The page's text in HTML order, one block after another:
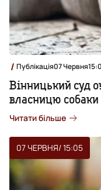
Публікація07 Червня
Вінницький суд
власницю собаки
Читати більше
07 ЧЕРВНЯ/ 15:05